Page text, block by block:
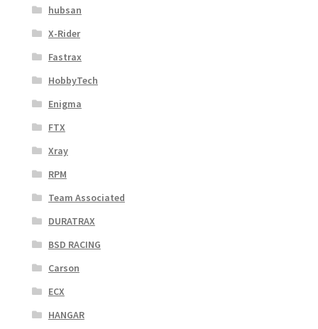
hubsan
X-Rider
Fastrax
HobbyTech
Enigma
FTX
Xray
RPM
Team Associated
DURATRAX
BSD RACING
Carson
ECX
HANGAR